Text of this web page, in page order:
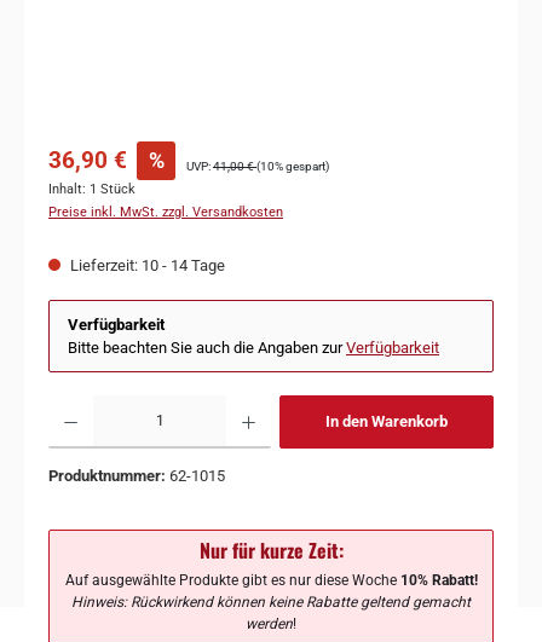
36,90 € % UVP:41,00 €(10% gespart)
Inhalt: 1 Stück
Preise inkl. MwSt. zzgl. Versandkosten
Lieferzeit: 10 - 14 Tage
Verfügbarkeit
Bitte beachten Sie auch die Angaben zurVerfügbarkeit
In den Warenkorb
Produktnummer: 62-1015
Nur für kurze Zeit:
Auf ausgewählte Produkte gibt es nur diese Woche10% Rabatt!
Hinweis: Rückwirkend können keine Rabatte geltend gemacht
werden!